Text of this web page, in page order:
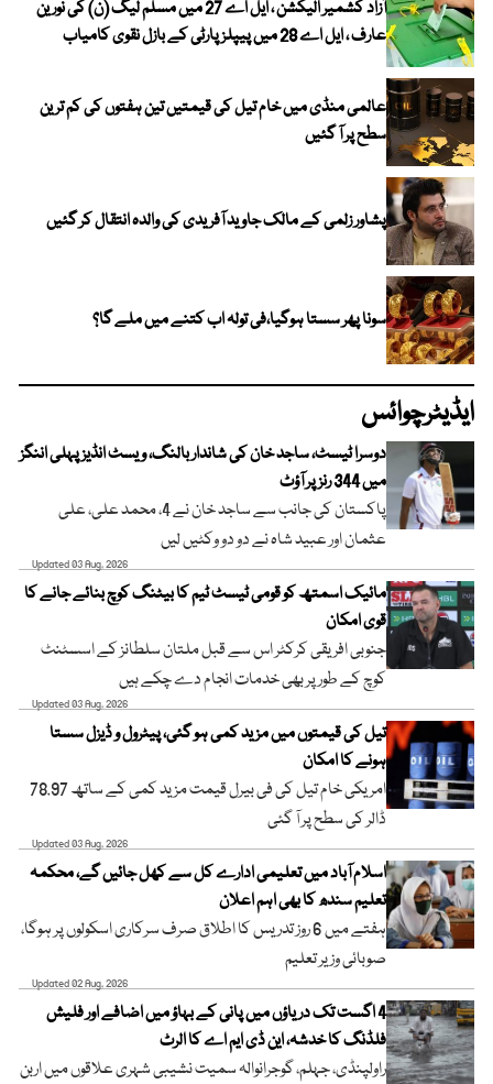
آزاد کشمیر الیکشن ، ایل اے 27 میں مسلم لیگ (ن) کی نورین
عارف ، ایل اے 28 میں پیپلز پارٹی کے بازل نقوی کامیاب
عالمی منڈی میں خام تیل کی قیمتیں تین ہفتوں کی کم ترین
سطح پر آ گئیں
پشاور زلمی کے مالک جاوید آفریدی کی والدہ انتقال کر گئیں
سونا پھر سستا ہوگیا،فی تولہ اب کتنے میں ملے گا؟
ایڈیٹرچوائس
دوسرا ٹیسٹ، ساجد خان کی شاندار بالنگ، ویسٹ انڈیز پہلی اننگز
میں 344 رنز پر آؤٹ
پاکستان کی جانب سے ساجد خان نے 4، محمد علی، علی
عثمان اور عبید شاہ نے دو دو وکٹیں لیں
Updated 03 Aug, 2026
مائیک اسمتھ کو قومی ٹیسٹ ٹیم کا بیٹنگ کوچ بنائے جانے کا
قوی امکان
جنوبی افریقی کرکٹر اس سے قبل ملتان سلطانز کے اسسٹنٹ
کوچ کے طور پر بھی خدمات انجام دے چکے ہیں
Updated 03 Aug, 2026
تیل کی قیمتوں میں مزید کمی ہو گئی، پیٹرول و ڈیزل سستا
ہونے کا امکان
امریکی خام تیل کی فی بیرل قیمت مزید کمی کے ساتھ 78.97
ڈالر کی سطح پر آ گئی
Updated 03 Aug, 2026
اسلام آباد میں تعلیمی ادارے کل سے کھل جائیں گے، محکمہ
تعلیم سندھ کا بھی اہم اعلان
ہفتے میں 6 روز تدریس کا اطلاق صرف سرکاری اسکولوں پر ہوگا،
صوبائی وزیر تعلیم
Updated 02 Aug, 2026
4 اگست تک دریاؤں میں پانی کے بہاؤ میں اضافے اور فلیش
فلڈنگ کا خدشہ، این ڈی ایم اے کا الرٹ
راولپنڈی، جہلم، گوجرانوالہ سمیت نشیبی شہری علاقوں میں اربن